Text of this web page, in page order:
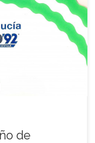
el logotipo ganador del
durante la
el autor del logotipo
la Exposición
millón de pesetas
de